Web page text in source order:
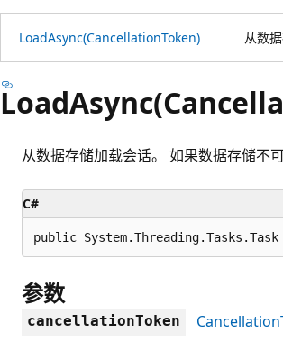
LoadAsync(CancellationToken) 从数
从数据存储加载会话。 如果数据存储不
C#
public
参数
cancellationToken